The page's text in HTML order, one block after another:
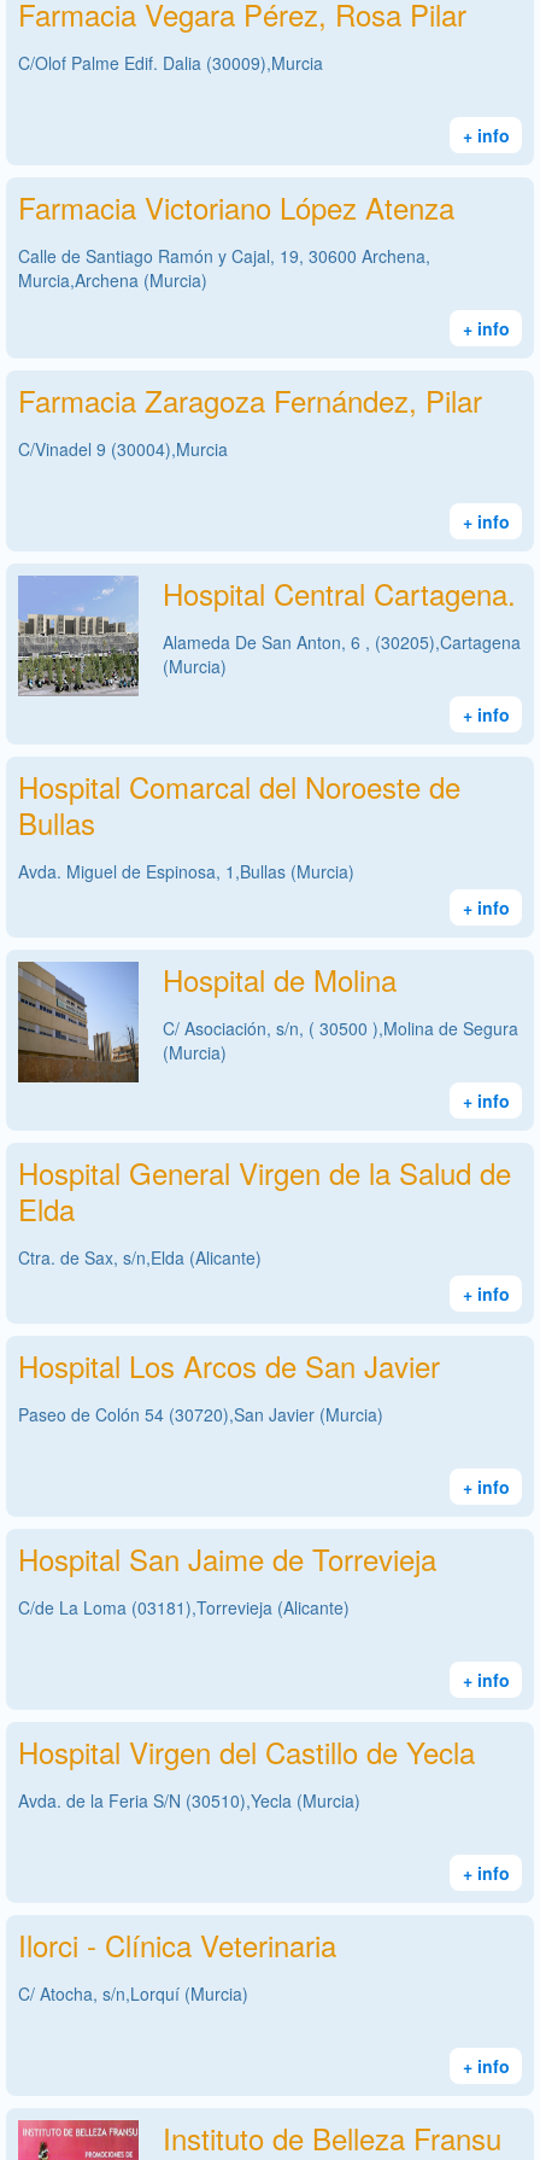
Farmacia Vegara Pérez, Rosa Pilar
C/Olof Palme Edif. Dalia (30009),Murcia
+ info
Farmacia Victoriano López Atenza
Calle de Santiago Ramón y Cajal, 19, 30600 Archena,
Murcia,Archena (Murcia)
+ info
Farmacia Zaragoza Fernández, Pilar
C/Vinadel 9 (30004),Murcia
+ info
Hospital Central Cartagena.
Alameda De San Anton, 6 , (30205),Cartagena
(Murcia)
+ info
Hospital Comarcal del Noroeste de
Bullas
Avda. Miguel de Espinosa, 1,Bullas (Murcia)
+ info
Hospital de Molina
C/ Asociación, s/n, ( 30500 ),Molina de Segura
(Murcia)
+ info
Hospital General Virgen de la Salud de
Elda
Ctra. de Sax, s/n,Elda (Alicante)
+ info
Hospital Los Arcos de San Javier
Paseo de Colón 54 (30720),San Javier (Murcia)
+ info
Hospital San Jaime de Torrevieja
C/de La Loma (03181),Torrevieja (Alicante)
+ info
Hospital Virgen del Castillo de Yecla
Avda. de la Feria S/N (30510),Yecla (Murcia)
+ info
Ilorci - Clínica Veterinaria
C/ Atocha, s/n,Lorquí (Murcia)
+ info
Instituto de Belleza Fransu